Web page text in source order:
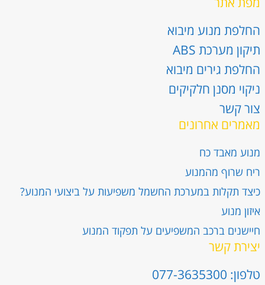
החלפת מנוע מיבוא
תיקון מערכת ABS
החלפת גירים מיבוא
ניקוי מסנן חלקיקים
צור קשר
מאמרים אחרונים
מנוע מאבד כח
ריח שרוף מהמנוע
כיצד תקלות במערכת החשמל משפיעות על ביצועי המנוע?
איזון מנוע
חיישנים ברכב המשפיעים על תפקוד המנוע
יצירת קשר
טלפון: 077-3635300